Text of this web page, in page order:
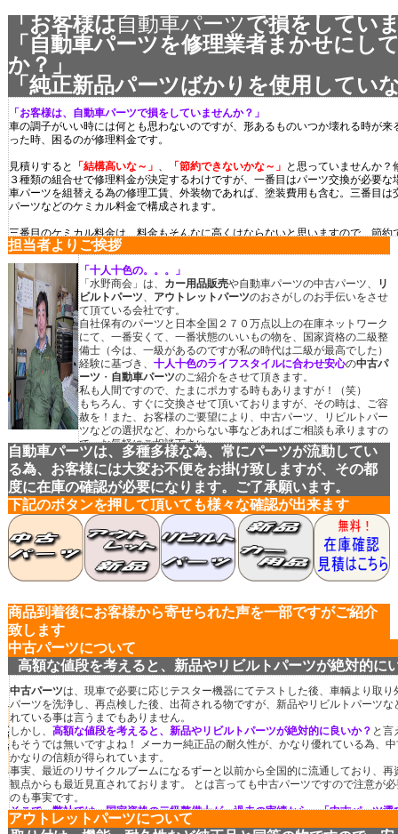
「お客様は自動車パーツで損をしてい
「自動車パーツを修理業者まかせにし
か？」
「純正新品パーツばかりを使用してい
「お客様は、自動車パーツで損をしていませんか？」
車の調子がいい時には何とも思わないのですが、形あるものいつか壊れる時が来
った時、困るのが修理料金です。
見積りすると 「結構高いな～」 、 「節約できないかな～」 と思っていませんか？
３種類の組合せで修理料金が決定するわけですが、一番目はパーツ交換が必要な
車パーツを組替える為の修理工賃、外装物であれば、塗装費用も含む。三番目は
パーツなどのケミカル料金で構成されます。
三番目のケミカル料金は、料金もそんなに高くはならないと思いますので、節約
一番目の自動車パーツ代と二番目の工賃を
「自動車パーツを修理業者まかせにしていませんか？」
お客様は修理を依頼する時に、 ご自分で自動車パーツを手配しましょう！直接、
少は節約 できます。
「純正新品パーツばかりを使用していないですか？」
パーツ交換が必要な場合、「純正新品の方が気持ちがいい！」のは言うまでも
を考えると「純正新品だけがいいとはかぎならいですよね！」
純正新品と同等品のアウトレットパーツや新品にごく近いリビルトパーツ、保証
しましょう。
担当者よりご挨拶
「十人十色の。。。」
「水野商会」は、 カー用品販売や自動車パーツの中古パーツ、
リ
ビルトパーツ、 アウトレットパーツのおさがしのお手伝いをさせ
て頂ている会社です。
自社保有のパーツと日本全国２７０万点以上の在庫ネットワーク
にて、一番安くて、一番状態のいいもの物を、国家資格の二級整
備士（今は、一級があるのですが私の時代は二級が最高でした）
経験に基づき、 十人十色のライフスタイルに合わせ安心の中古パ
ーツ・ 自動車パーツのご紹介をさせて頂きます。
私も人間ですので、たまにポカする時もありますが！（笑）
もちろん、すぐに交換させて頂いておりますが、その時は、ご容
赦を！また、お客様のご要望により、中古パーツ、リビルトパー
ツなどの選択など、わからない事などあればご相談も承りますの
で、お気軽にご相談下さい。
一般ユーザーの方から業者の方まで、お気軽にご相談下さ
い。
自動車パーツは、多種多様な為、常にパーツが流動してい
る為、お客様には大変お不便をお掛け致しますが、その都
度に在庫の確認が必要になります。ご了承願います。
下記のボタンを押して頂いても様々な確認が出来ます
商品到着後にお客様から寄せられた声を一部ですがご紹介
致します
中古パーツについて
高額な値段を考えると、新品やリビルトパーツが絶対的に
中古パーツは、現車で必要に応じテスター機器にてテストした後、車輌より取り
パーツを洗浄し、再点検した後、出荷される物ですが、新品やリビルトパーツな
れている事は言うまでもありません。
しかし、 高額な値段を考えると、新品やリビルトパーツが絶対的に良いか？ と言
もそうでは無いですよね！ メーカー純正品の耐久性が、かなり優れている為、
かなりの信頼が得られています。
事実、最近のリサイクルブームになるずーと以前から全国的に流通しており、再
観点からも最近見直されております。 とは言っても中古パーツですので注意が
のも事実です。
そこで、弊社では、国家資格の二級整備士が、過去の実績から、「中古パーツ選
パート」として「安心できる中古パーツを自社在庫を含め、全国２７０万点以上
アウトレットパーツについて